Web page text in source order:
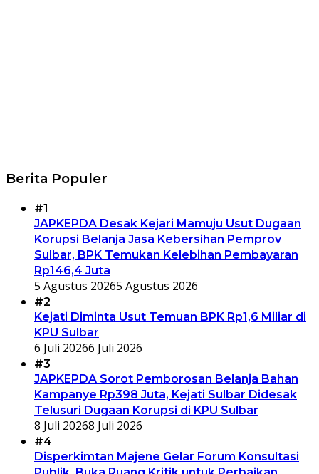
Berita Populer
#1
JAPKEPDA Desak Kejari Mamuju Usut Dugaan
Korupsi Belanja Jasa Kebersihan Pemprov
Sulbar, BPK Temukan Kelebihan Pembayaran
Rp146,4 Juta
5 Agustus 20265 Agustus 2026
#2
Kejati Diminta Usut Temuan BPK Rp1,6 Miliar di
KPU Sulbar
6 Juli 20266 Juli 2026
#3
JAPKEPDA Sorot Pemborosan Belanja Bahan
Kampanye Rp398 Juta, Kejati Sulbar Didesak
Telusuri Dugaan Korupsi di KPU Sulbar
8 Juli 20268 Juli 2026
#4
Disperkimtan Majene Gelar Forum Konsultasi